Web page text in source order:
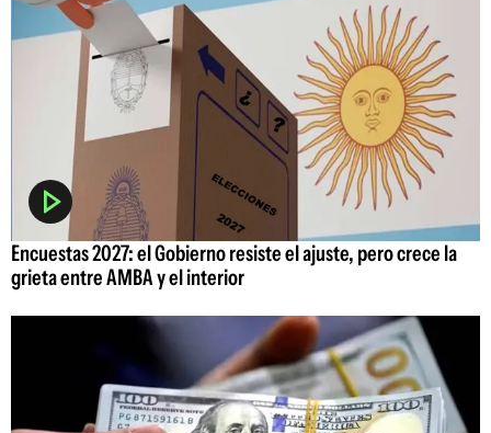
Encuestas 2027: el Gobierno resiste el ajuste, pero crece la
grieta entre AMBA y el interior